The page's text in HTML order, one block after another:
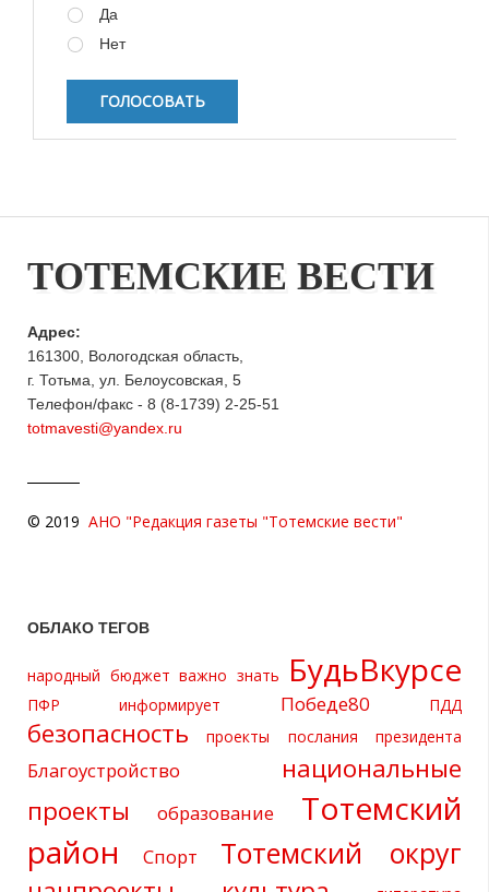
Да
Нет
ТОТЕМСКИЕ ВЕСТИ
Адрес:
161300, Вологодская область,
г. Тотьма, ул. Белоусовская, 5
Телефон/факс - 8 (8-1739) 2-25-51
totmavesti@yandex.ru
© 2019 АНО "Редакция газеты "Тотемские вести"
ОБЛАКО ТЕГОВ
народный бюджет важно знать БудьВкурсе
ПФР информирует Победе80 ПДД
безопасность проекты послания президента
Благоустройство
национальные
проекты
образование
Тотемский
район
Спорт Тотемский округ